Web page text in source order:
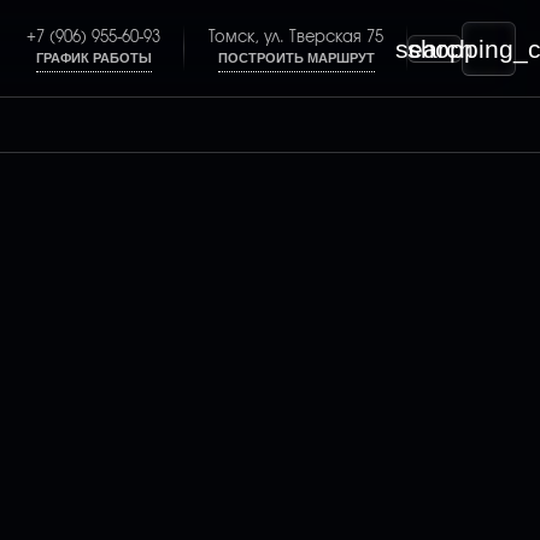
+7 (906) 955-60-93
ГРАФИК РАБОТЫ
Томск, ул. Тверская 75
ПОСТРОИТЬ МАРШРУТ search